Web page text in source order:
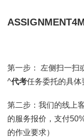
第一步： 左侧扫一扫
^代考任务委托的具体
第二步：我们的线上
的服务报价，支付
的作业要求）